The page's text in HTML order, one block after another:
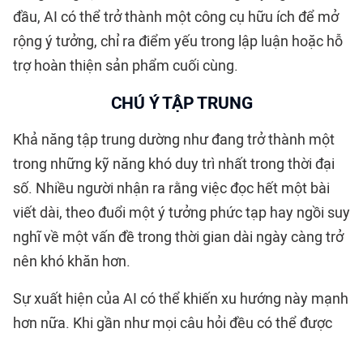
đầu, AI có thể trở thành một công cụ hữu ích để mở
rộng ý tưởng, chỉ ra điểm yếu trong lập luận hoặc hỗ
trợ hoàn thiện sản phẩm cuối cùng.
CHÚ Ý TẬP TRUNG
Khả năng tập trung dường như đang trở thành một
trong những kỹ năng khó duy trì nhất trong thời đại
số. Nhiều người nhận ra rằng việc đọc hết một bài
viết dài, theo đuổi một ý tưởng phức tạp hay ngồi suy
nghĩ về một vấn đề trong thời gian dài ngày càng trở
nên khó khăn hơn.
Sự xuất hiện của AI có thể khiến xu hướng này mạnh
hơn nữa. Khi gần như mọi câu hỏi đều có thể được